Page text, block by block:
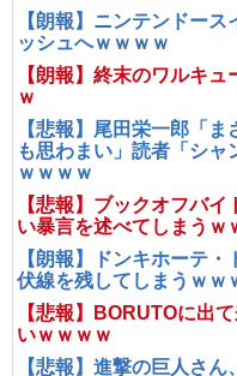
【朗報】ニンテンドー
ッシュへｗｗｗｗ
【朗報】終末のワルキ
ｗ
【悲報】尾田栄一郎「
も思わまい」読者「シ
ｗｗｗｗ
【悲報】ブックオフバ
い暴言を述べてしまうｗ
【朗報】ドンキホーテ
伏線を残してしまうｗｗ
【悲報】BORUTOに出
いｗｗｗｗ
【悲報】進撃の巨人さ